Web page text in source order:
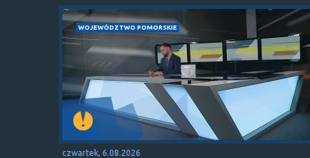
WOJEWÓDZTWO POMORSKIE
czwartek, 6.08.2026